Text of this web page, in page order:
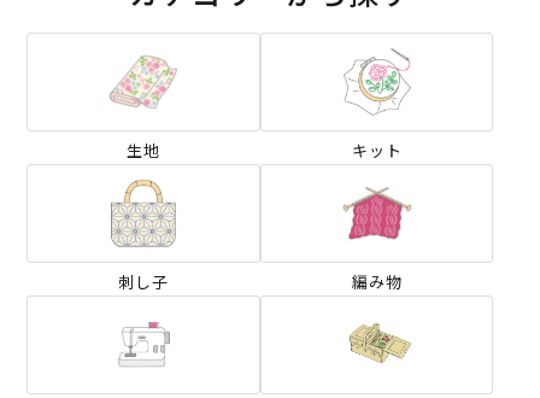
生地 キット
刺し子 編み物